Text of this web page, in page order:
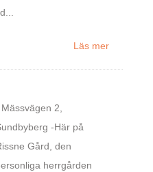
Läs mer
2,
-Här på
Gård, den
herrgården